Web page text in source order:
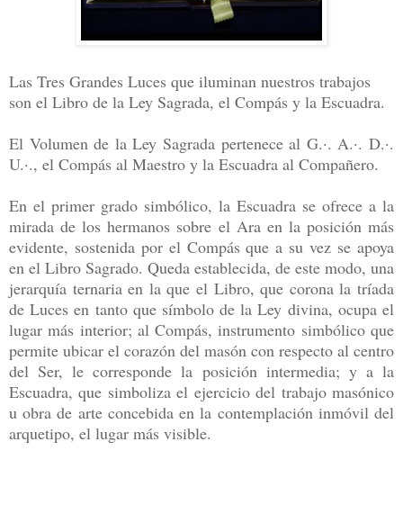
Las Tres Grandes Luces que iluminan nuestros trabajos
son el Libro de la Ley Sagrada, el Compás y la Escuadra.
El Volumen de la Ley Sagrada pertenece al G.·. A.·. D.·.
U.·., el Compás al Maestro y la Escuadra al Compañero.
En el primer grado simbólico, la Escuadra se ofrece a la
mirada de los hermanos sobre el Ara en la posición más
evidente, sostenida por el Compás que a su vez se apoya
en el Libro Sagrado. Queda establecida, de este modo, una
jerarquía ternaria en la que el Libro, que corona la tríada
de Luces en tanto que símbolo de la Ley divina, ocupa el
lugar más interior; al Compás, instrumento simbólico que
permite ubicar el corazón del masón con respecto al centro
del Ser, le corresponde la posición intermedia; y a la
Escuadra, que simboliza el ejercicio del trabajo masónico
u obra de arte concebida en la contemplación inmóvil del
arquetipo, el lugar más visible.